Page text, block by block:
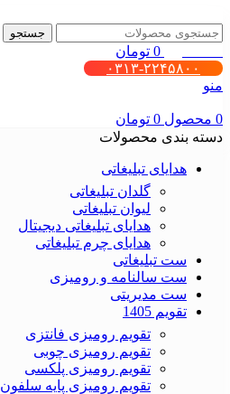
جستجو
0 تومان
۰۳۱۳-۲۲۴۵۸۰۰
منو
0 محصول 0 تومان
دسته بندی محصولات
هدایای تبلیغاتی
گلدان تبلیغاتی
لیوان تبلیغاتی
هدایای تبلیغاتی دیجیتال
هدایای چرم تبلیغاتی
ست تبلیغاتی
ست سالنامه و رومیزی
ست مدیریتی
تقویم 1405
تقویم رومیزی فانتزی
تقویم رومیزی چوبی
تقویم رومیزی پلکسی
تقویم رومیزی پایه سلفون